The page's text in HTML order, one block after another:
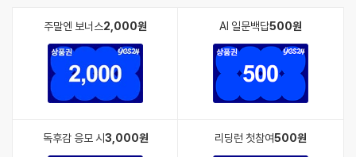
주말엔 보너스2,000원 AI 일문백답500원
독후감 응모 시3,000원 리딩런 첫참여500원